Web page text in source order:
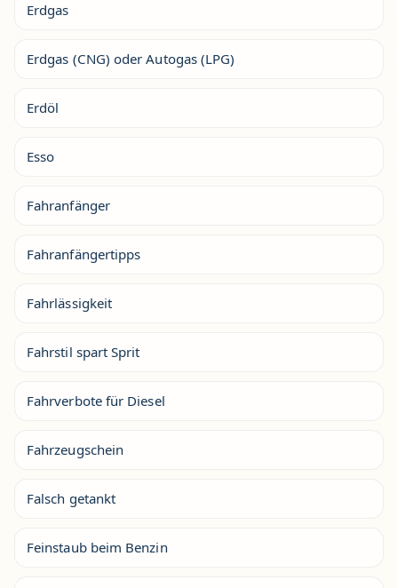
Erdgas
Erdgas (CNG) oder Autogas (LPG)
Erdöl
Esso
Fahranfänger
Fahranfängertipps
Fahrlässigkeit
Fahrstil spart Sprit
Fahrverbote für Diesel
Fahrzeugschein
Falsch getankt
Feinstaub beim Benzin